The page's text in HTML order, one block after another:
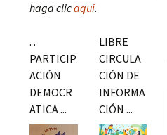
haga clicaquí.
. .
PARTICIP
ACIÓN
DEMOCR
ATICA ...
LIBRE
CIRCULA
CIÓN DE
INFORMA
CIÓN ...